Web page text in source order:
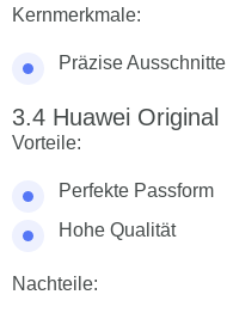
Kernmerkmale:
Präzise Ausschnitte
Huawei Original
Vorteile:
Perfekte Passform
Hohe Qualität
Nachteile: